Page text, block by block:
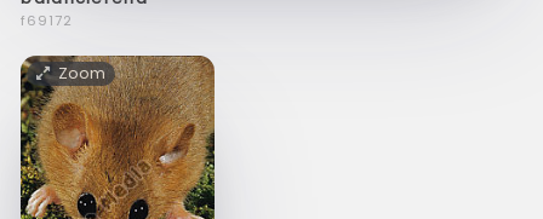
f69172
Zoom